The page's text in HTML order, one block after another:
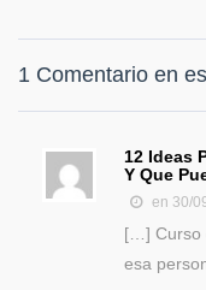
1 Comentario en
12 Ideas
Y Que
en 30/
[…] Curso
esa